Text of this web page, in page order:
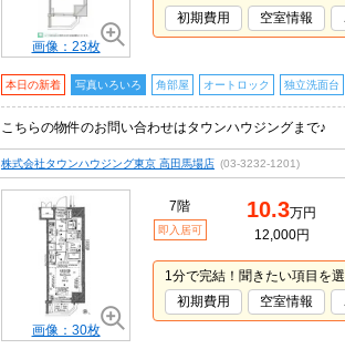
画像：23枚
初期費用
空室情報
本日の新着 写真いろいろ 角部屋 オートロック 独立洗面台
こちらの物件のお問い合わせはタウンハウジングまで♪
株式会社タウンハウジング東京 高田馬場店 (03-3232-1201)
画像：30枚
7階
即入居可
10.3万円
12,000円
1分で完結！聞きたい項目を
初期費用
空室情報